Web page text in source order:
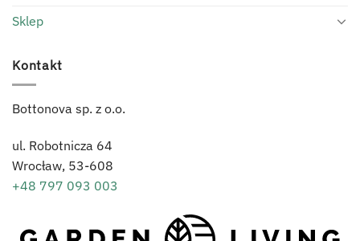
Sklep
Kontakt
Bottonova sp. z o.o.
ul. Robotnicza 64
Wrocław, 53-608
+48 797 093 003